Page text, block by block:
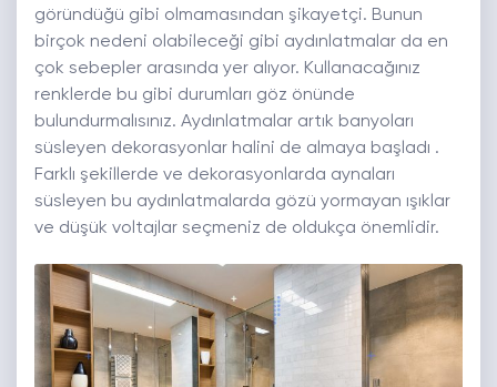
göründüğü gibi olmamasından şikayetçi. Bunun
birçok nedeni olabileceği gibi aydınlatmalar da en
çok sebepler arasında yer alıyor. Kullanacağınız
renklerde bu gibi durumları göz önünde
bulundurmalısınız. Aydınlatmalar artık banyoları
süsleyen dekorasyonlar halini de almaya başladı .
Farklı şekillerde ve dekorasyonlarda aynaları
süsleyen bu aydınlatmalarda gözü yormayan ışıklar
ve düşük voltajlar seçmeniz de oldukça önemlidir.